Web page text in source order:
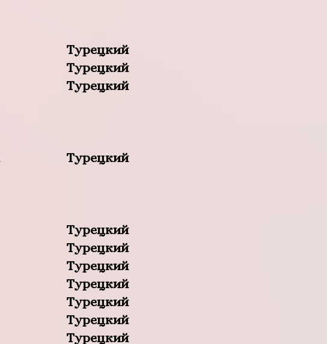
Турецкий
Турецкий
Турецкий
Турецкий
Турецкий
Турецкий
Турецкий
Турецкий
Турецкий
Турецкий
Турецкий